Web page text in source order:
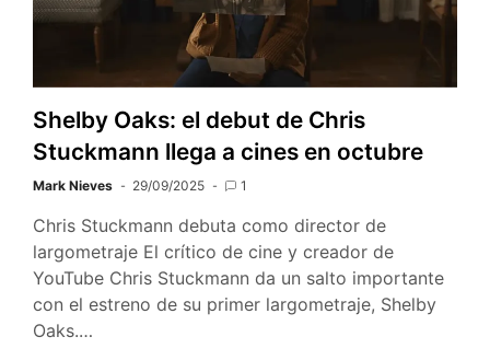
Shelby Oaks: el debut de Chris
Stuckmann llega a cines en octubre
Mark Nieves 29/09/2025 1
Chris Stuckmann debuta como director de
largometraje El crítico de cine y creador de
YouTube Chris Stuckmann da un salto importante
con el estreno de su primer largometraje, Shelby
Oaks.…